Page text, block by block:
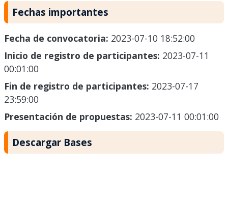
Fechas importantes
Fecha de convocatoria: 2023-07-10 18:52:00
Inicio de registro de participantes: 2023-07-11
00:01:00
Fin de registro de participantes: 2023-07-17
23:59:00
Presentación de propuestas: 2023-07-11 00:01:00
Descargar Bases